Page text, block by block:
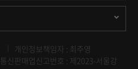
개인정보책임자 : 최주영
통신판매업신고번호 : 제2023-서울강